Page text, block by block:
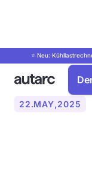
⭐ Neu:
22.MAY,2025